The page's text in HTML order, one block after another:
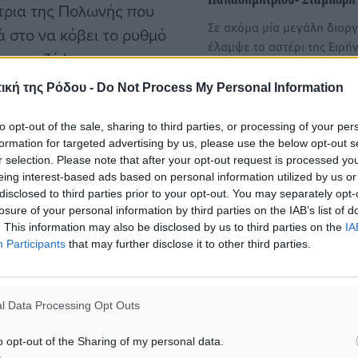
της Ρόδου - Do Not Process My Personal Information
opt-out of the sale, sharing to third parties, or processing of your
for targeted advertising by us, please use the below opt-out
selection. Please note that after your opt-out request is processed
interest-based ads based on personal information utilized by us
to third parties prior to your opt-out. You may separately
of your personal information by third parties on the IAB’s list of
This information may also be disclosed by us to third parties on the
Participants that may further disclose it to other third parties.
Data Processing Opt Outs
opt-out of the Sharing of my personal data.
της Πολωνής που
στο να κόβει το ρυθμό
μαζέψουμε, αν και
να οργανώσω
άλλες αθλήτριες δεν
επιτεθώ, αλλά δεν
δεν μπήκα καν στη
απογοητευμένη
νωρίτερα.
ότι είμαι σε αρκετά
τις δυνάμεις να
πολλές από τις
Σε ακόμα μία μεγάλη
έλαμψε το αστέρι της
Παπαδημητρίου- Σταμπόρη
Σε ακόμα ένα σπουδαίο
αγώνα ποδηλασίας
συμμετάσχει η Ροδίτισσα…